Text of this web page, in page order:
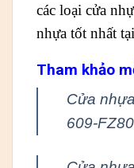
các loại cửa
nhựa tốt nhất
Tham khảo
Cửa
609-